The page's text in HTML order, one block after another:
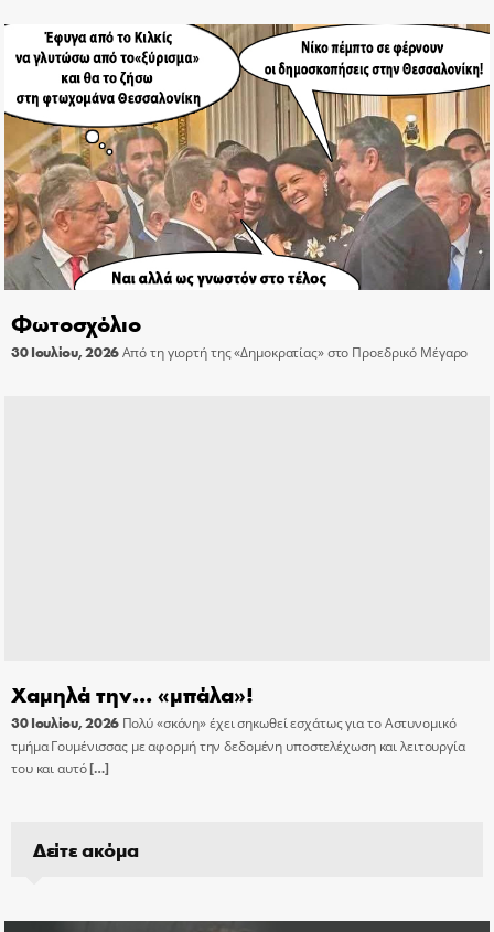
Φωτοσχόλιο
30 Ιουλίου, 2026Από τη γιορτή της «Δημοκρατίας» στο Προεδρικό Μέγαρο
Χαμηλά την… «μπάλα»!
30 Ιουλίου, 2026 Πολύ «σκόνη» έχει σηκωθεί εσχάτως για το Αστυνομικό
τμήμα Γουμένισσας με αφορμή την δεδομένη υποστελέχωση και λειτουργία
του και αυτό[…]
Δείτε ακόμα